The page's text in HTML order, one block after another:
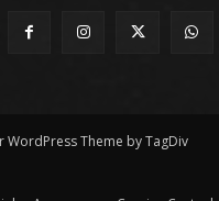
WordPress Theme by TagDiv